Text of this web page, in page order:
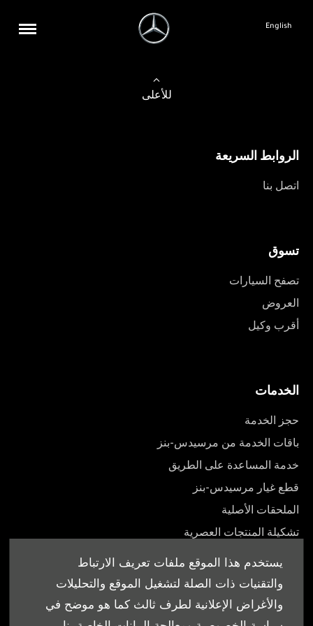
يستخدم هذا الموقع ملفات تعريف الارتباط
والتقنيات ذات الصلة لتشغيل الموقع والتحليلات
والأغراض الإعلانية لطرف ثالث كما هو موضح في
English
للأعلى
الروابط السريعة
اتصل بنا
تسوق
تصفح السيارات
العروض
أقرب وكيل
الخدمات
حجز الخدمة
باقات الخدمة من مرسيدس-بنز
خدمة المساعدة على الطريق
قطع غيار مرسيدس-بنز
الملحقات الأصلية
تشكيلة المنتجات العصرية